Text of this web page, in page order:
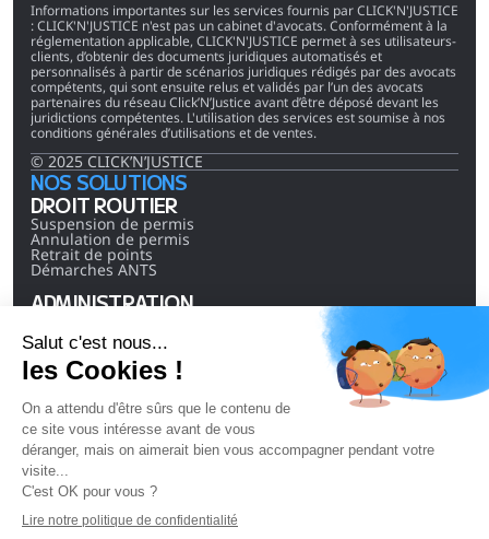
Informations importantes sur les services fournis par CLICK'N'JUSTICE
: CLICK'N'JUSTICE n'est pas un cabinet d'avocats. Conformément à la
réglementation applicable, CLICK'N'JUSTICE permet à ses utilisateurs-
clients, d’obtenir des documents juridiques automatisés et
personnalisés à partir de scénarios juridiques rédigés par des avocats
compétents, qui sont ensuite relus et validés par l’un des avocats
partenaires du réseau Click’N’Justice avant d’être déposé devant les
juridictions compétentes. L'utilisation des services est soumise à nos
conditions générales d’utilisations et de ventes.
© 2025 CLICK’N’JUSTICE
NOS SOLUTIONS
DROIT ROUTIER
Suspension de permis
Annulation de permis
Retrait de points
Démarches ANTS
ADMINISTRATION
Effacement Casier B2
Effacement TAJ + B2
ENTREPRISES
Fermeture administrative
LIENS RAPIDES
Actualités
À propos
Contact
L'équipe
Nous rejoindre
Cabinet Co-fondateur